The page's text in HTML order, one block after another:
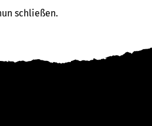
schließen.